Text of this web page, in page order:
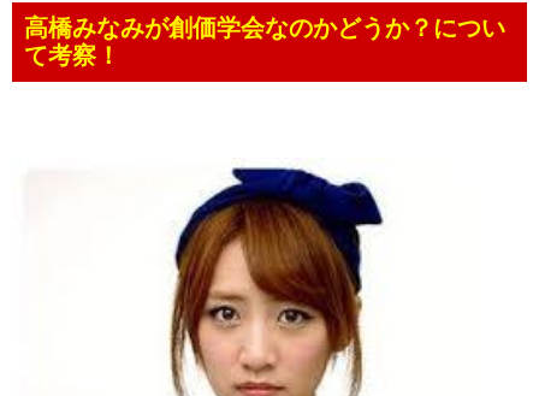
高橋みなみが創価学会なのかどうか？につい
て考察！